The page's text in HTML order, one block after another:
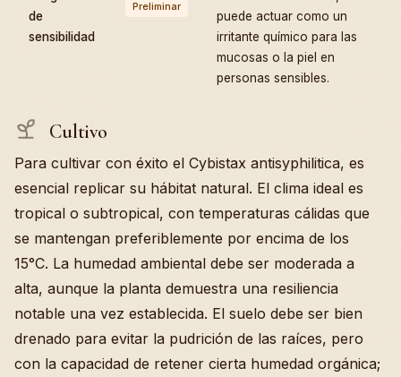
de
sensibilidad
Preliminar
puede actuar como un
irritante químico para las
mucosas o la piel en
personas sensibles.
Cultivo
Para cultivar con éxito el Cybistax antisyphilitica, es
esencial replicar su hábitat natural. El clima ideal es
tropical o subtropical, con temperaturas cálidas que
se mantengan preferiblemente por encima de los
15°C. La humedad ambiental debe ser moderada a
alta, aunque la planta demuestra una resiliencia
notable una vez establecida. El suelo debe ser bien
drenado para evitar la pudrición de las raíces, pero
con la capacidad de retener cierta humedad orgánica;